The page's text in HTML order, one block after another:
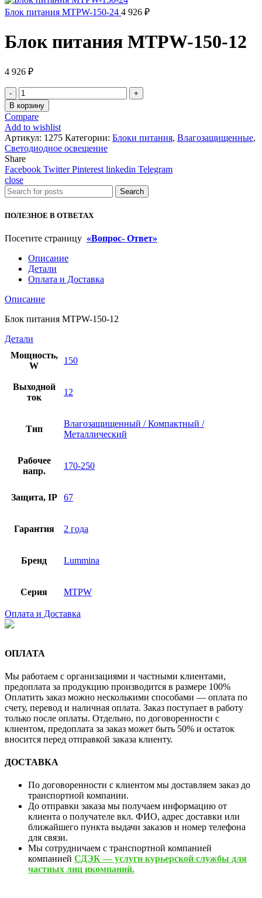
Блок питания MTPW-150-24 4 926 ₽
Блок питания MTPW-150-12
4 926 ₽
Количество
товара
Блок
питания
MTPW-
150-
12
В корзину
Compare
Add to wishlist
Артикул: 1275 Категории: Блоки питания, Влагозащищенные,
Светодиодное освещение
Share
Facebook Twitter Pinterest linkedin Telegram
close
Search
ПОЛЕЗНОЕ В ОТВЕТАХ
Посетите страницу «Вопрос- Ответ»
Описание
Детали
Оплата и Доставка
Описание
Блок питания MTPW-150-12
Детали
Мощность,
W
150
Выходной
ток
12
Тип
Влагозащищенный / Компактный /
Металлический
Рабочее
напр.
170-250
Защита, IP 67
Гарантия 2 года
Бренд Lummina
Серия MTPW
Оплата и Доставка
ОПЛАТА
Мы работаем с организациями и частными клиентами,
предоплата за продукцию производится в размере 100%
Оплатить заказ можно несколькими способами — оплата по
счету, перевод и наличная оплата. Заказ поступает в работу
только после оплаты. Отдельно, по договоренности с
клиентом, предоплата за заказ может быть 50% и остаток
вносится перед отправкой заказа клиенту.
ДОСТАВКА
По договоренности с клиентом мы доставляем заказ до
транспортной компании.
До отправки заказа мы получаем информацию от
клиента о получателе вкл. ФИО, адрес доставки или
ближайшего пункта выдачи заказов и номер телефона
для связи.
Мы сотрудничаем с транспортной компанией
компанией СДЭК — услуги курьерской службы для
частных лиц икомпаний.